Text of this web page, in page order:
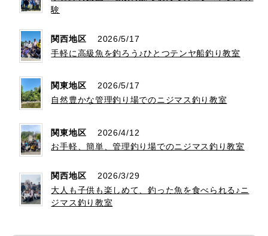
験
関西地区
2026/5/17
手軽に高級魚を釣ろう♪ひとつテンヤ船釣り教室
関東地区
2026/5/17
自然豊かな管理釣り場でのニジマス釣り教室
関東地区
2026/4/12
お手軽、簡単、管理釣り場でのニジマス釣り教室
関西地区
2026/3/29
大人も子供も楽しめて、釣った魚を食べられる♪ニ
ジマス釣り教室